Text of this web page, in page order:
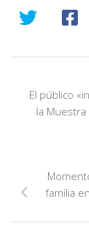
El público
la
familia